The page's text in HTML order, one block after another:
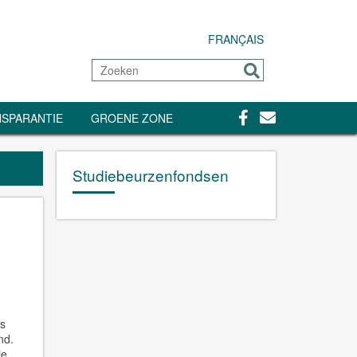
FRANÇAIS
Zoeken
Sturen
GROENE ZONE Facebook
Contact
Studiebeurzenfondsen